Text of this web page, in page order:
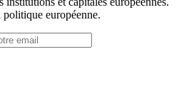
européenne.